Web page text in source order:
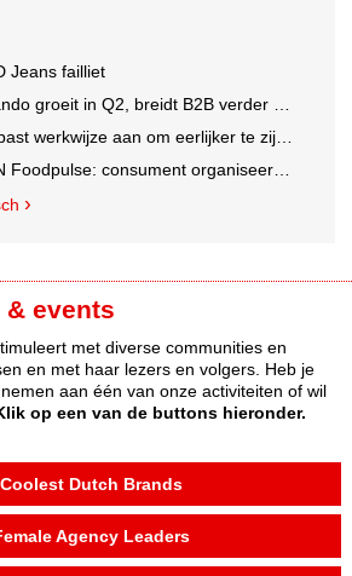
Jeans failliet
groeit in Q2, breidt B2B verder uit en innoveert met AI
aan om eerlijker te zijn naar verkopers en consumenten
consument organiseert eet- en koopgedrag bewuster
events
met diverse communities en
en met haar lezers en volgers. Heb je
aan één van onze activiteiten of wil
op een van de buttons hieronder.
Coolest Dutch Brands
Agency Leaders